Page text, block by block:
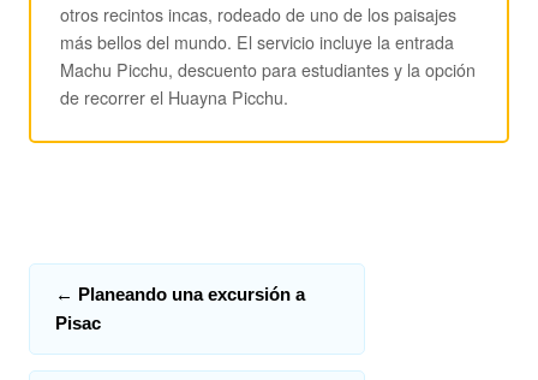
otros recintos incas, rodeado de uno de los paisajes
más bellos del mundo. El servicio incluye la entrada
Machu Picchu, descuento para estudiantes y la opción
de recorrer el Huayna Picchu.
← Planeando una excursión a
Pisac